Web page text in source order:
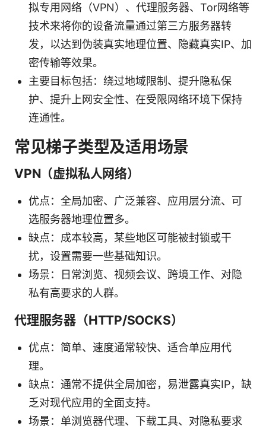
拟专用网络（VPN）、代理服务器、Tor网络等
技术来将你的设备流量通过第三方服务器转
发，以达到伪装真实地理位置、隐藏真实IP、加
密传输等效果。
主要目标包括：绕过地域限制、提升隐私保
护、提升上网安全性、在受限网络环境下保持
连通性。
常见梯子类型及适用场景
VPN（虚拟私人网络）
优点：全局加密、广泛兼容、应用层分流、可
选服务器地理位置多。
缺点：成本较高，某些地区可能被封锁或干
扰，设置需要一些基础知识。
场景：日常浏览、视频会议、跨境工作、对隐
私有高要求的人群。
代理服务器（HTTP/SOCKS）
优点：简单、速度通常较快、适合单应用代
理。
缺点：通常不提供全局加密，易泄露真实IP，缺
乏对现代应用的全面支持。
场景：单浏览器代理、下载工具、对隐私要求